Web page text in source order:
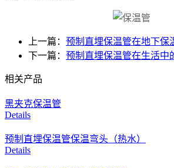
上一篇： 预制直埋保温管在地下保
下一篇： 预制直埋保温管在生活中
相关产品
黑夹克保温管
Details
预制直埋保温管保温弯头（热水）
Details